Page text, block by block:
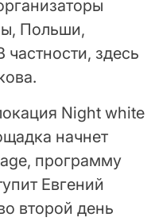
Польши,
здесь
Night white
начнет
программу
Евгений
второй день